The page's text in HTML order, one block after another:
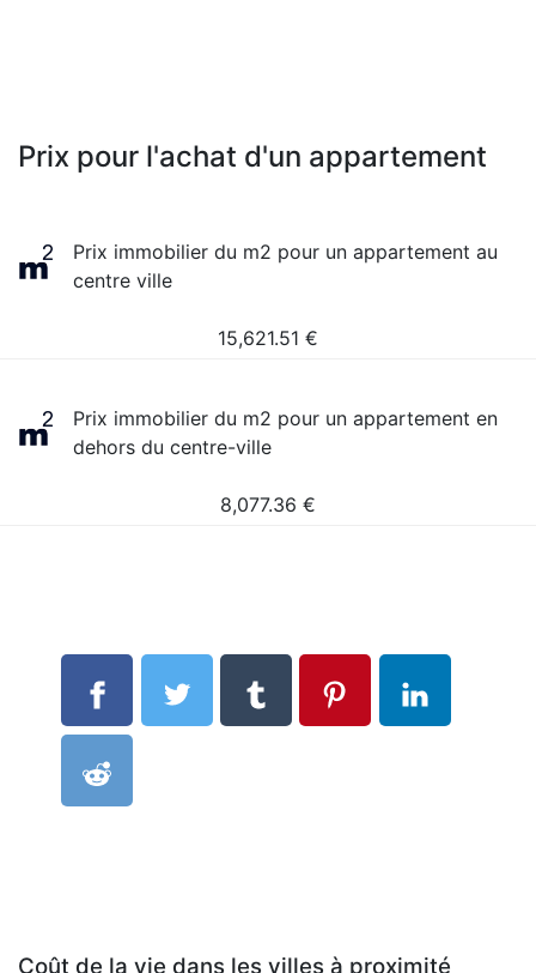
Prix pour l'achat d'un appartement
Prix immobilier du m2 pour un appartement au
centre ville
15,621.51 €
Prix immobilier du m2 pour un appartement en
dehors du centre-ville
8,077.36 €
Coût de la vie dans les villes à proximité